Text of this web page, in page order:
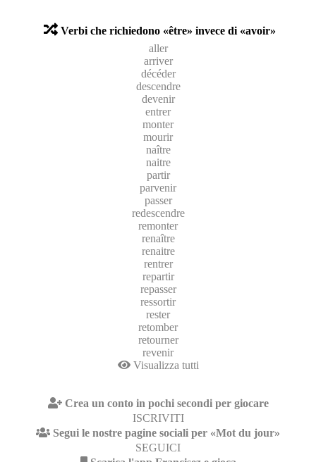
Verbi che richiedono «être» invece di «avoir»
aller
arriver
décéder
descendre
devenir
entrer
monter
mourir
naître
naitre
partir
parvenir
passer
redescendre
remonter
renaître
renaitre
rentrer
repartir
repasser
ressortir
rester
retomber
retourner
revenir
Visualizza tutti
Crea un conto in pochi secondi per giocare
ISCRIVITI
Segui le nostre pagine sociali per «Mot du jour»
SEGUICI